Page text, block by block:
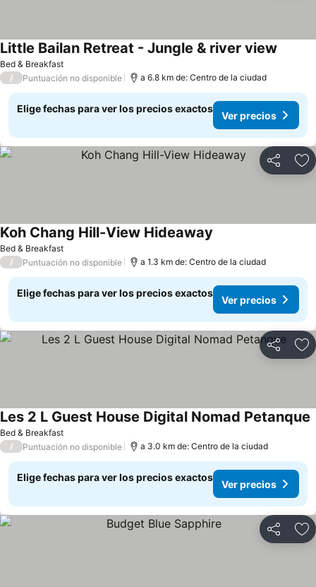
Bed & Breakfast
Little Bailan Retreat - Jungle & river view
/ Puntuación no disponible a 6.8 km de: Centro de la ciudad
Elige fechas para ver los precios exactos
Ver precios
Compartir
Bed & Breakfast
Koh Chang Hill-View Hideaway
/ Puntuación no disponible a 1.3 km de: Centro de la ciudad
Elige fechas para ver los precios exactos
Ver precios
Compartir
Bed & Breakfast
Les 2 L Guest House Digital Nomad Petanque
/ Puntuación no disponible a 3.0 km de: Centro de la ciudad
Elige fechas para ver los precios exactos
Ver precios
Compartir